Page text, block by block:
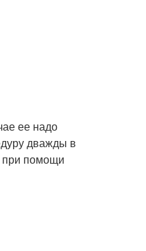
ее надо
дважды в
при помощи